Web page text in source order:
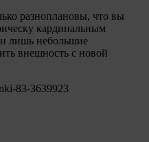
разноплановы, что вы
кардинальным
лишь небольшие
внешность с новой